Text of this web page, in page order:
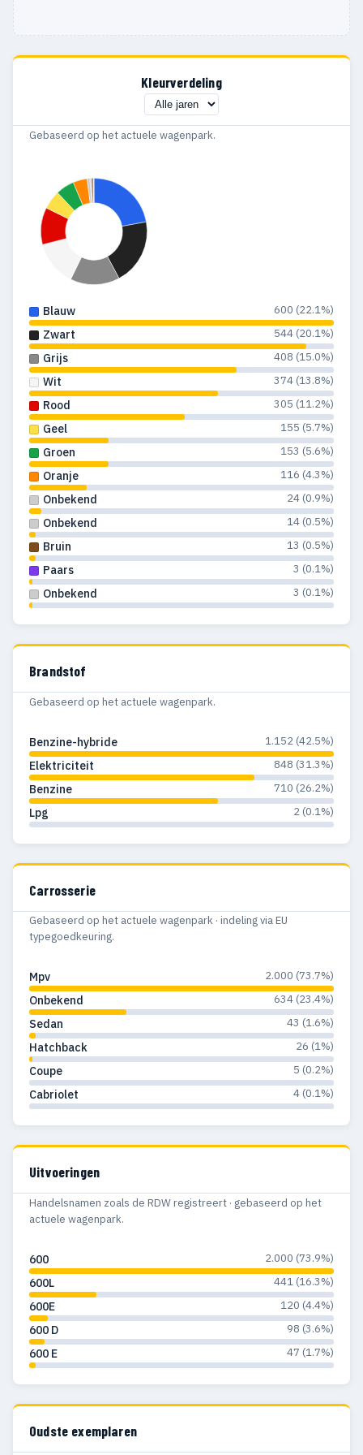
Kleurverdeling
Gebaseerd op het actuele wagenpark.
Blauw 600 (22.1%)
Zwart 544 (20.1%)
Grijs 408 (15.0%)
Wit 374 (13.8%)
Rood 305 (11.2%)
Geel 155 (5.7%)
Groen 153 (5.6%)
Oranje 116 (4.3%)
Onbekend 24 (0.9%)
Onbekend 14 (0.5%)
Bruin 13 (0.5%)
Paars 3 (0.1%)
Onbekend 3 (0.1%)
Brandstof
Gebaseerd op het actuele wagenpark.
Benzine-hybride 1.152 (42.5%)
Elektriciteit 848 (31.3%)
Benzine 710 (26.2%)
Lpg 2 (0.1%)
Carrosserie
Gebaseerd op het actuele wagenpark · indeling via EU
typegoedkeuring.
Mpv 2.000 (73.7%)
Onbekend 634 (23.4%)
Sedan 43 (1.6%)
Hatchback 26 (1%)
Coupe 5 (0.2%)
Cabriolet 4 (0.1%)
Uitvoeringen
Handelsnamen zoals de RDW registreert · gebaseerd op het
actuele wagenpark.
600 2.000 (73.9%)
600L 441 (16.3%)
600E 120 (4.4%)
600 D 98 (3.6%)
600 E 47 (1.7%)
Oudste exemplaren